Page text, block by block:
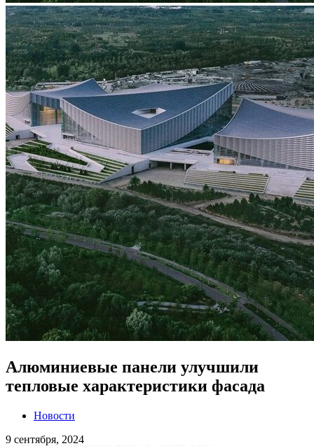
Алюминиевые панели улучшили
тепловые характеристики фасада
Новости
9 сентября, 2024